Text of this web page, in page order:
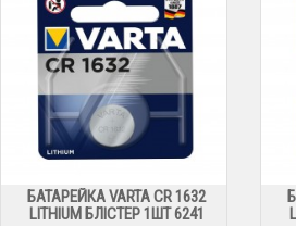
БАТАРЕЙКА VARTA CR 1632
LITHIUM БЛІСТЕР 1ШТ 6241